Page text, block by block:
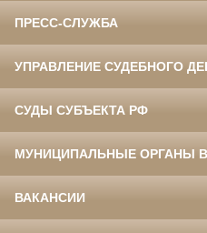
ПРЕСС-СЛУЖБА
УПРАВЛЕНИЕ СУДЕБНОГО
СУДЫ СУБЪЕКТА РФ
МУНИЦИПАЛЬНЫЕ ОРГАНЫ
ВАКАНСИИ